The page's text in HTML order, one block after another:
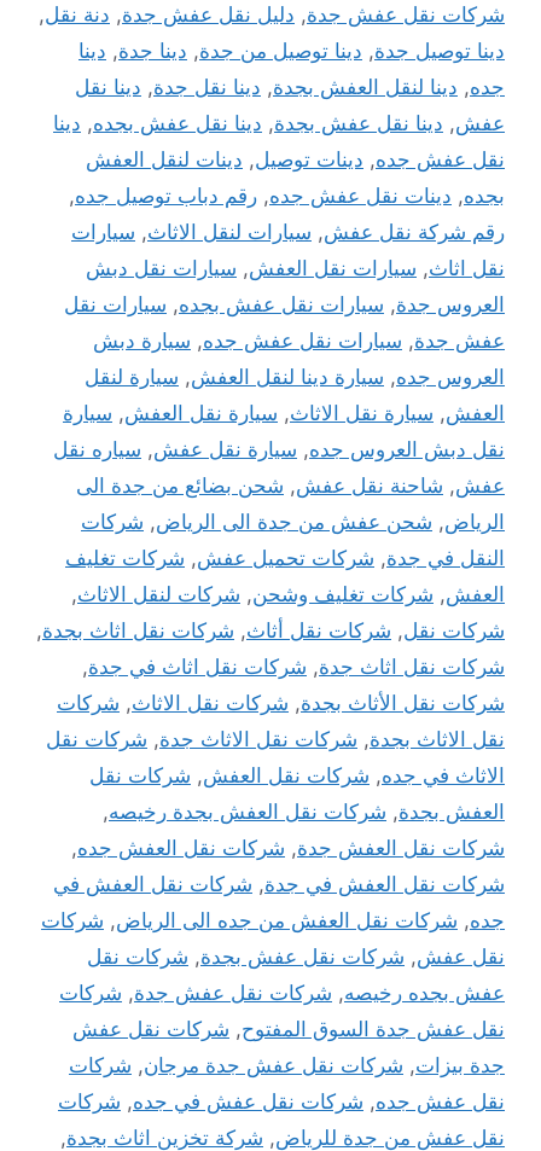
شركات نقل عفش جدة, دليل نقل عفش جدة, دنة نقل,
دينا توصيل جدة, دينا توصيل من جدة, دينا جدة, دينا
جده, دينا لنقل العفش بجدة, دينا نقل جدة, دينا نقل
عفش, دينا نقل عفش بجدة, دينا نقل عفش بجده, دينا
نقل عفش جده, دينات توصيل, دينات لنقل العفش
بجده, دينات نقل عفش جده, رقم دباب توصيل جده,
رقم شركة نقل عفش, سيارات لنقل الاثاث, سيارات
نقل اثاث, سيارات نقل العفش, سيارات نقل دبش
العروس جدة, سيارات نقل عفش بجده, سيارات نقل
عفش جدة, سيارات نقل عفش جده, سيارة دبش
العروس جده, سيارة دينا لنقل العفش, سيارة لنقل
العفش, سيارة نقل الاثاث, سيارة نقل العفش, سيارة
نقل دبش العروس جده, سيارة نقل عفش, سياره نقل
عفش, شاحنة نقل عفش, شحن بضائع من جدة الى
الرياض, شحن عفش من جدة الى الرياض, شركات
النقل في جدة, شركات تحميل عفش, شركات تغليف
العفش, شركات تغليف وشحن, شركات لنقل الاثاث,
شركات نقل, شركات نقل أثاث, شركات نقل اثاث بجدة,
شركات نقل اثاث جدة, شركات نقل اثاث في جدة,
شركات نقل الأثاث بجدة, شركات نقل الاثاث, شركات
نقل الاثاث بجدة, شركات نقل الاثاث جدة, شركات نقل
الاثاث في جده, شركات نقل العفش, شركات نقل
العفش بجدة, شركات نقل العفش بجدة رخيصه,
شركات نقل العفش جدة, شركات نقل العفش جده,
شركات نقل العفش في جدة, شركات نقل العفش في
جده, شركات نقل العفش من جده الى الرياض, شركات
نقل عفش, شركات نقل عفش بجدة, شركات نقل
عفش بجده رخيصه, شركات نقل عفش جدة, شركات
نقل عفش جدة السوق المفتوح, شركات نقل عفش
جدة بيزات, شركات نقل عفش جدة مرجان, شركات
نقل عفش جده, شركات نقل عفش في جده, شركات
نقل عفش من جدة للرياض, شركة تخزين اثاث بجدة,